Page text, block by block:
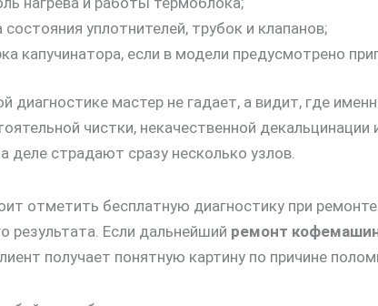
состояния уплотнителей, трубок и клапанов;
капучинатора, если в модели предусмотрено
диагностике мастер не гадает, а видит, где
чистки, некачественной
деле страдают сразу несколько узлов.
отметить бесплатную диагностику при
результата. Если дальнейший ремонт
получает понятную картину по причине